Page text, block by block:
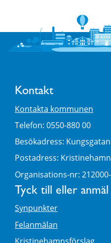
Kontakt
Kontakta kommunen
Telefon: 0550-880 00
Besökadress:
Postadress:
Organisations-nr:
Tyck till eller anmäl
Synpunkter
Felanmälan